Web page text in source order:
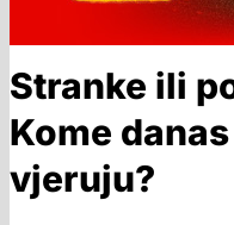
Stranke ili
Kome
vjeruju?